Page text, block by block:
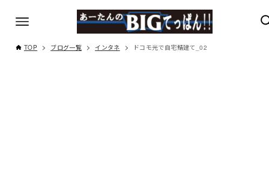
TOP ブログ一覧 インタネ ドコモ光で自宅鯖建て_02